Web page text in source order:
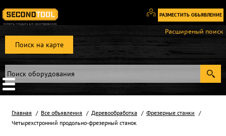
РАЗМЕСТИТЬ ОБЬЯВЛЕНИЕ
Вход
Регистрация
Поиск на карте
Расширеный поиск
Главная Все объявления Деревообработка
Фрезерные станки
Четырехстронний продольно-фрезерный станок